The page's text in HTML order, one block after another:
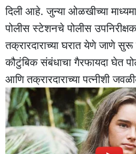
दिली आहे. जुन्या ओळखीच्या
पोलीस स्टेशनचे पोलीस
तक्रारदाराच्या घरात येणे जाणे
कौटुंबिक संबंधाचा गैरफायदा घेत
आणि तक्रारदाराच्या पत्नीशी